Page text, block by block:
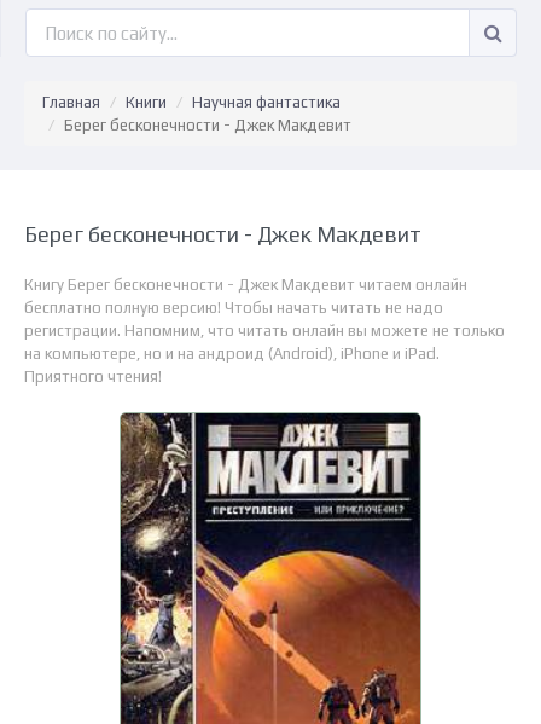
Главная Книги
Научная фантастика
Берег бесконечности - Джек Макдевит
Берег бесконечности - Джек Макдевит
Книгу Берег бесконечности - Джек Макдевит читаем онлайн
бесплатно полную версию! Чтобы начать читать не надо
регистрации. Напомним, что читать онлайн вы можете не только
на компьютере, но и на андроид (Android), iPhone и iPad.
Приятного чтения!